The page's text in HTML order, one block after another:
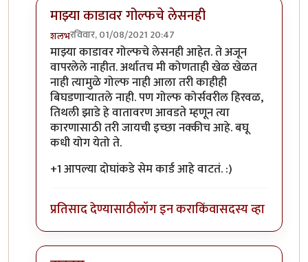
माझ्या काडावर गोल्फचे लेसनही
शलभरविवार, 01/08/2021 20:47
In reply toक्रेडीट कार्डाचा उपयोगbyचंद्रसूर्यकुमार
माझ्या काडावर गोल्फचे लेसनही आहेत. ते अजून
वापरलेले नाहीत. अर्थातच मी कोणताही खेळ खेळत
नाही त्यामुळे गोल्फ नाही आला तरी काहीही
बिघडणार्‍यातले नाही. पण गोल्फ कोर्सवरील हिरवळ,
तिथली झाडे हे वातावरण आवडते म्हणून त्या
कारणासाठी तरी जायची इच्छा नक्कीच आहे. बघू
कधी योग येतो ते.
+1 आपल्या दोघांकडे सेम कार्ड आहे वाटतं. :)
प्रतिसाद देण्यासाठीलॉग इन कराकिंवासदस्य व्हा